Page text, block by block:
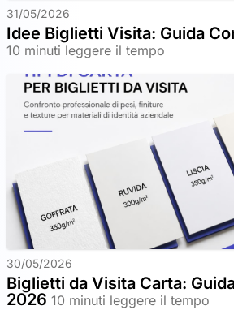
31/05/2026
Idee Biglietti Visita: Guida
10 minuti leggere il tempo
30/05/2026
Biglietti da Visita Carta:
2026 10 minuti leggere il tempo